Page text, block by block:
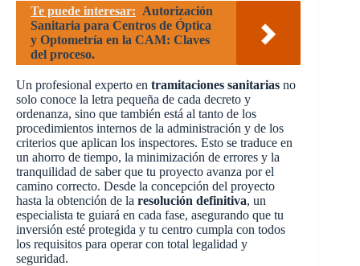
Te puede interesar: Autorización
Sanitaria para Centros de Óptica
y Optometría en la CAM: Claves
del proceso.
Un profesional experto en tramitaciones sanitarias no
solo conoce la letra pequeña de cada decreto y
ordenanza, sino que también está al tanto de los
procedimientos internos de la administración y de los
criterios que aplican los inspectores. Esto se traduce en
un ahorro de tiempo, la minimización de errores y la
tranquilidad de saber que tu proyecto avanza por el
camino correcto. Desde la concepción del proyecto
hasta la obtención de la resolución definitiva, un
especialista te guiará en cada fase, asegurando que tu
inversión esté protegida y tu centro cumpla con todos
los requisitos para operar con total legalidad y
seguridad.